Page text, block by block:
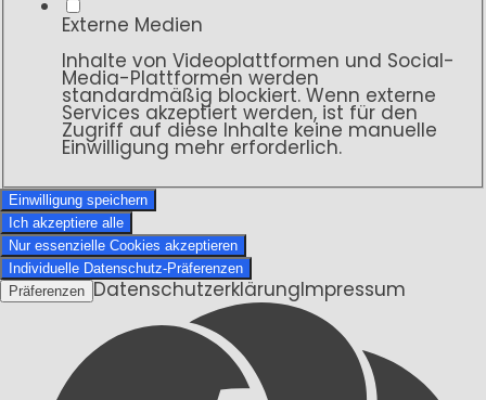
Externe Medien
Inhalte von Videoplattformen und Social-
Media-Plattformen werden
standardmäßig blockiert. Wenn externe
Services akzeptiert werden, ist für den
Zugriff auf diese Inhalte keine manuelle
Einwilligung mehr erforderlich.
Einwilligung speichern
Ich akzeptiere alle
Nur essenzielle Cookies akzeptieren
Individuelle Datenschutz-Präferenzen
Präferenzen DatenschutzerklärungImpressum